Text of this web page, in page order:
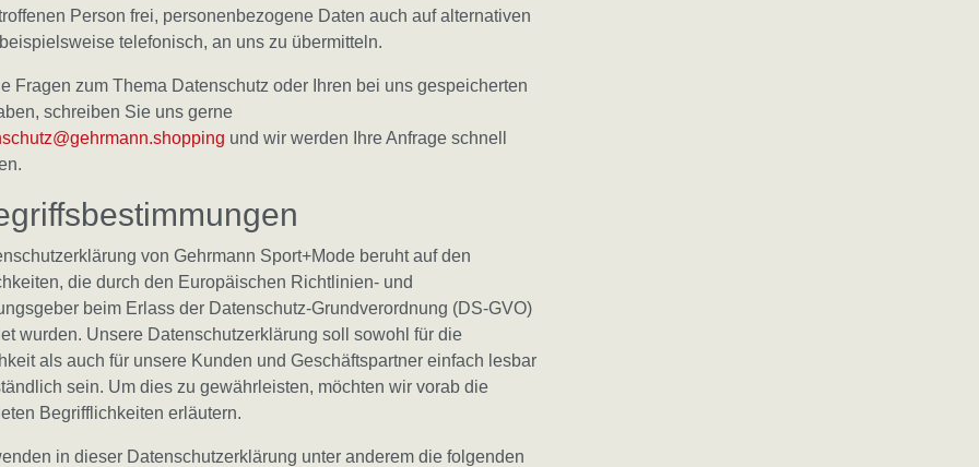
Person frei, personenbezogene Daten auch auf alternativen
telefonisch, an uns zu übermitteln.
Fragen zum Thema Datenschutz oder Ihren bei uns gespeicherten
schreiben Sie uns gerne
und wir werden Ihre Anfrage schnell
von Gehrmann Sport+Mode beruht auf den
die durch den Europäischen Richtlinien- und
beim Erlass der Datenschutz-Grundverordnung (DS-GVO)
wurden. Unsere Datenschutzerklärung soll sowohl für die
als auch für unsere Kunden und Geschäftspartner einfach lesbar
sein. Um dies zu gewährleisten, möchten wir vorab die
Begrifflichkeiten erläutern.
in dieser Datenschutzerklärung unter anderem die folgenden